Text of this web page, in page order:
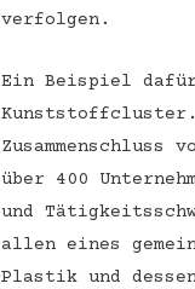
verfolgen.
Ein Beispiel
über 400
und
allen eines
Plastik und dessen